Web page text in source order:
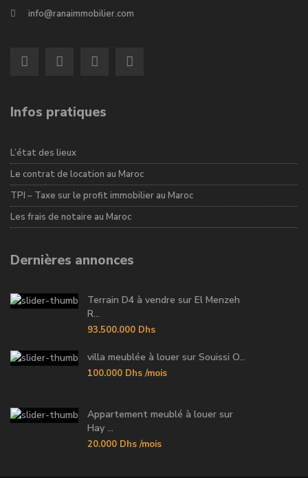
info@ranaimmobilier.com
Infos pratiques
L’état des lieux
Le contrat de location au Maroc
TPI – Taxe sur le profit immobilier au Maroc
Les frais de notaire au Maroc
Dernières annonces
Terrain D4 à vendre sur El Menzeh
R...
93.500.000 Dhs
villa meublée à louer sur Souissi O...
100.000 Dhs /mois
Appartement meublé à louer sur
Hay ...
20.000 Dhs /mois